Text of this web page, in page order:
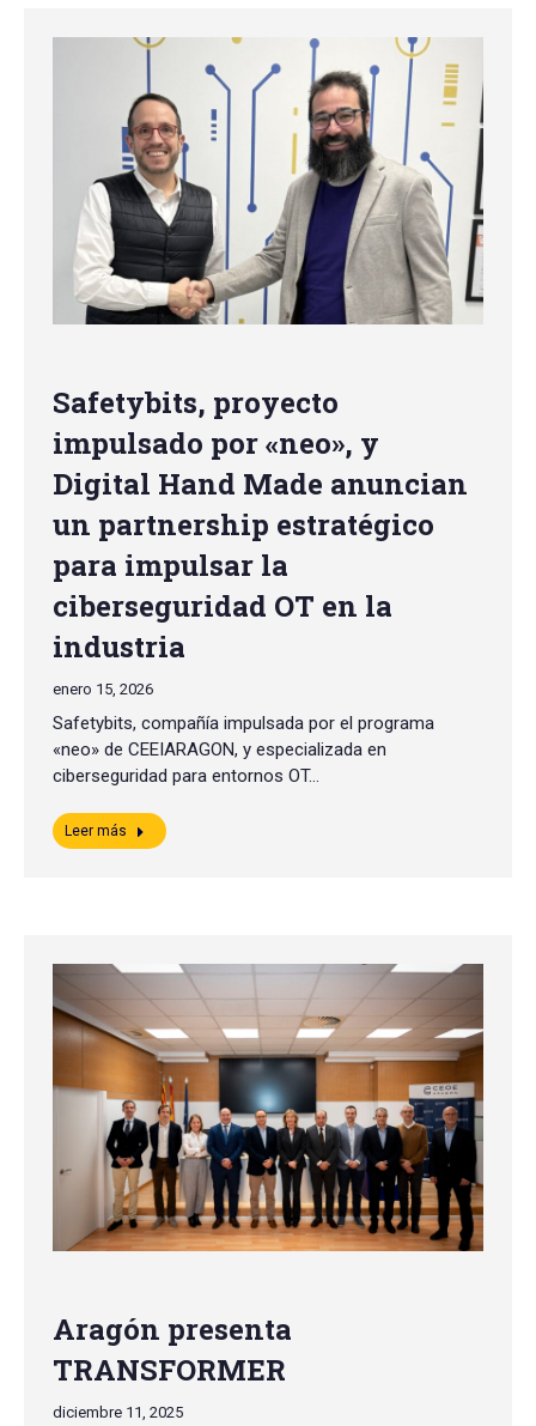
Safetybits, proyecto
impulsado por «neo», y
Digital Hand Made anuncian
un partnership estratégico
para impulsar la
ciberseguridad OT en la
industria
enero 15, 2026
Safetybits, compañía impulsada por el programa
«neo» de CEEIARAGON, y especializada en
ciberseguridad para entornos OT…
Leer más
Aragón presenta
TRANSFORMER
diciembre 11, 2025